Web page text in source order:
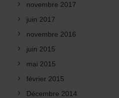
novembre 2017
juin 2017
novembre 2016
juin 2015
mai 2015
février 2015
Décembre 2014